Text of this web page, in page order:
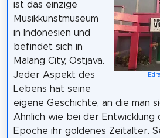
ist das einzige
Musikkunstmuseum
in Indonesien und
befindet sich in
Malang City, Ostjava.
Jeder Aspekt des
Lebens hat seine
eigene Geschichte, an die man
Ähnlich wie bei der Entwicklung
Epoche ihr goldenes Zeitalter.